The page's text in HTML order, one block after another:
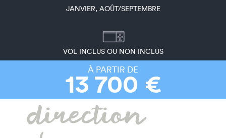
JANVIER, AOÛT/SEPTEMBRE
VOL INCLUS OU NON INCLUS
À PARTIR DE
13 700 €